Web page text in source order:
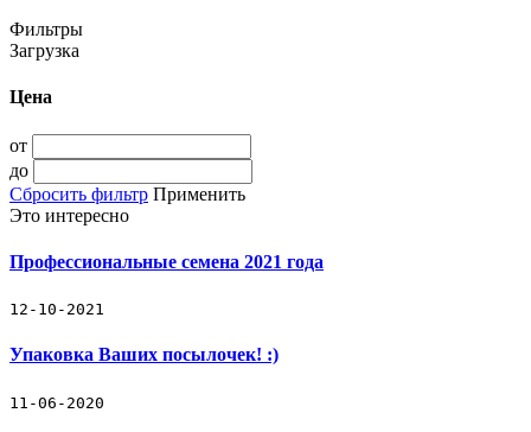
Фильтры
Загрузка
Цена
от
до
Сбросить фильтр Применить
Это интересно
Профессиональные семена 2021 года
12-10-2021
Упаковка Ваших посылочек! :)
11-06-2020